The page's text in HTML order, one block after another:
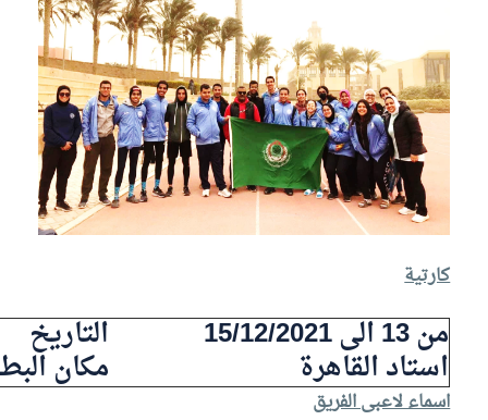
كارتية
من 13 الى 15/12/2021 التاريخ
استاد القاهرة مكان
اسماء لاعبى الفريق